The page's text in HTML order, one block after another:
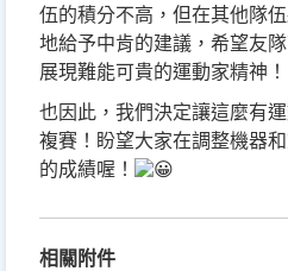
伍的積分不高，但在其他隊
地給予中肯的建議，希望友
展現難能可貴的運動家精神！
也因此，我們決定讓這麼有
複賽！盼望大家在調整機器
的成績喔！
相關附件